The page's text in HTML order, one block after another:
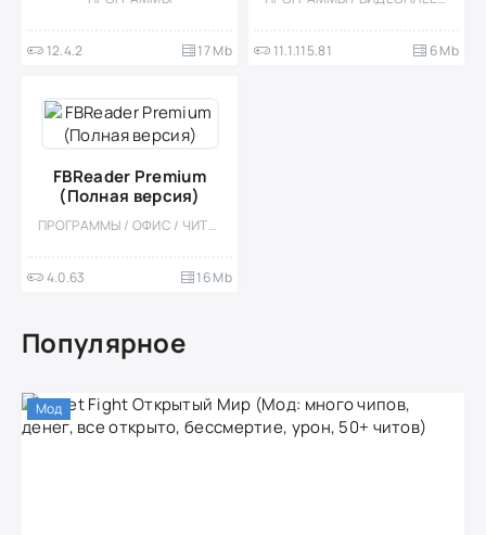
12.4.2 17 Mb 11.1.115.81 6 Mb
FBReader Premium
(Полная версия)
ПРОГРАММЫ / ОФИС / ЧИТАЛКИ / МОД
4.0.63 16 Mb
Популярное
Мод